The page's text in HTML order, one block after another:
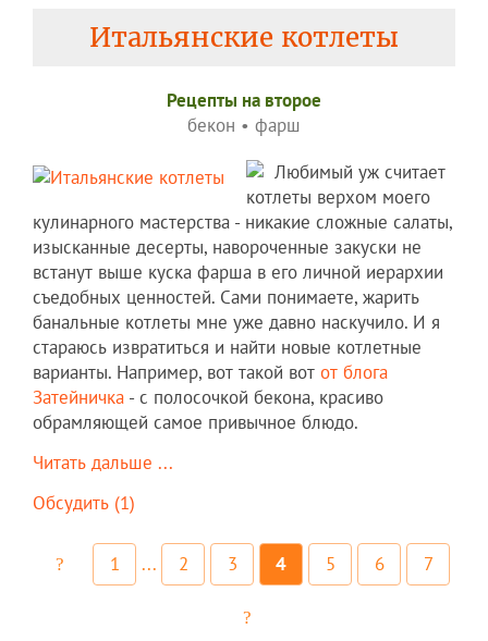
Итальянские котлеты
Рецепты на второе
бекон • фарш
Любимый уж считает
котлеты верхом моего
кулинарного мастерства - никакие сложные салаты,
изысканные десерты, навороченные закуски не
встанут выше куска фарша в его личной иерархии
съедобных ценностей. Сами понимаете, жарить
банальные котлеты мне уже давно наскучило. И я
стараюсь извратиться и найти новые котлетные
варианты. Например, вот такой вот от блога
Затейничка - с полосочкой бекона, красиво
обрамляющей самое привычное блюдо.
Читать дальше ...
Обсудить (1)
1 ... 2 3 4 5 6 7